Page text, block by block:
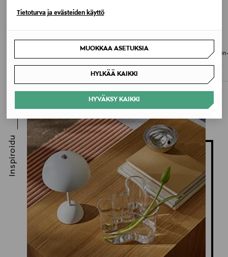
Tietoturva ja evästeiden käyttö
MUOKKAA ASETUKSIA
HYLKÄÄ KAIKKI
HYVÄKSY KAIKKI
Discounted Price
5,50 € 7,00 €
Micellar Gentle Peeling Water All-
Original Price
9,90 €
Inspiroidu